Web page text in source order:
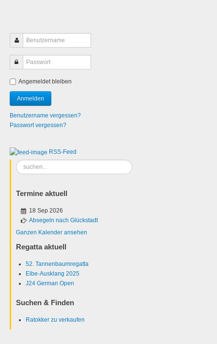
Angemeldet bleiben
Benutzername vergessen?
Passwort vergessen?
RSS-Feed
Suchen
...
Termine aktuell
18 Sep 2026
Absegeln nach Glückstadt
Ganzen Kalender ansehen
Regatta aktuell
52. Tannenbaumregatta
Elbe-Ausklang 2025
J24 German Open
Suchen & Finden
Ratokker zu verkaufen